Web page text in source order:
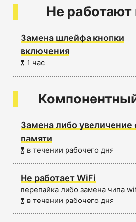
Не работают
Замена шлейфа кнопки
включения
1 час
Замена либо
памяти
в течении рабочего дня
Не работает WiFi
перепайка либо замена чипа
в течении рабочего дня